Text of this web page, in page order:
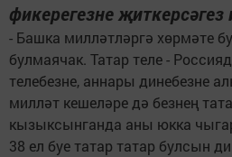
фикерегезне җиткерсәгез
- Башка милләтләргә хөрмәте
булмаячак. Татар теле -
телебезне, аннары динебезне
милләт кешеләре дә безнең
кызыксынганда аны юкка
38 ел буе татар татар булсын